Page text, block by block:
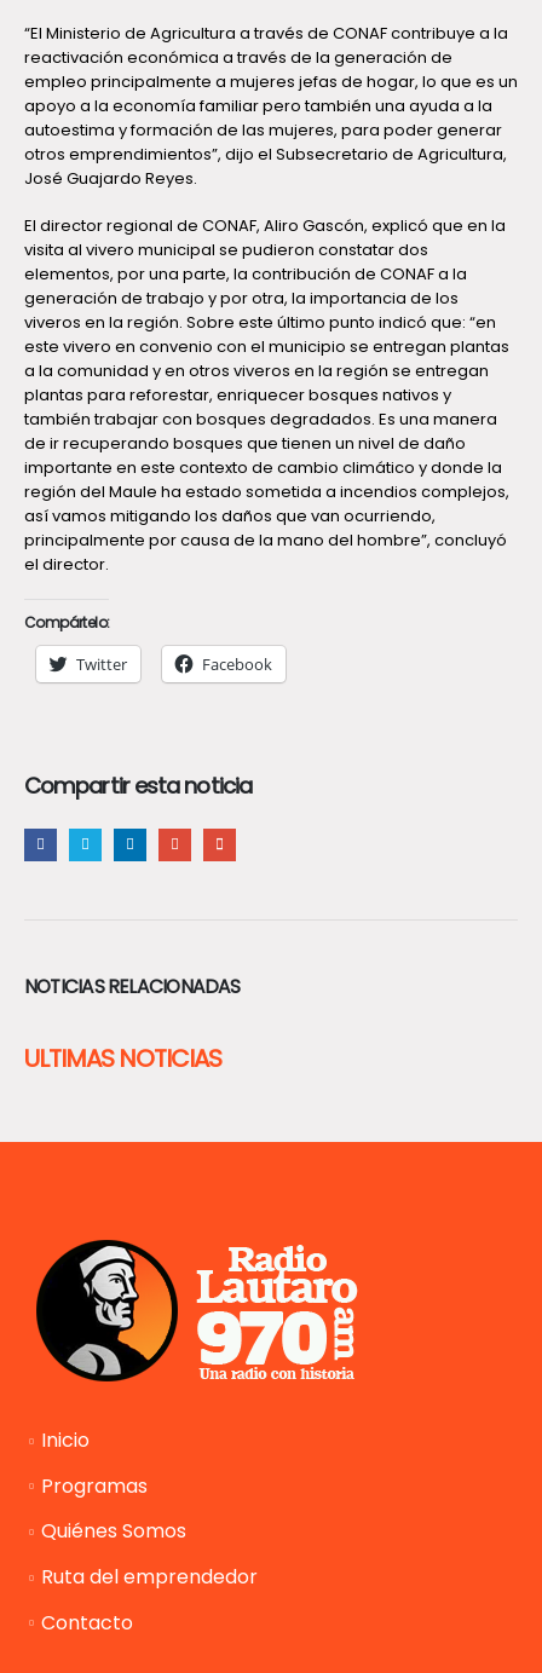
“El Ministerio de Agricultura a través de CONAF contribuye a la
reactivación económica a través de la generación de
empleo principalmente a mujeres jefas de hogar, lo que es un
apoyo a la economía familiar pero también una ayuda a la
autoestima y formación de las mujeres, para poder generar
otros emprendimientos”, dijo el Subsecretario de Agricultura,
José Guajardo Reyes.
El director regional de CONAF, Aliro Gascón, explicó que en la
visita al vivero municipal se pudieron constatar dos
elementos, por una parte, la contribución de CONAF a la
generación de trabajo y por otra, la importancia de los
viveros en la región. Sobre este último punto indicó que: “en
este vivero en convenio con el municipio se entregan plantas
a la comunidad y en otros viveros en la región se entregan
plantas para reforestar, enriquecer bosques nativos y
también trabajar con bosques degradados. Es una manera
de ir recuperando bosques que tienen un nivel de daño
importante en este contexto de cambio climático y donde la
región del Maule ha estado sometida a incendios complejos,
así vamos mitigando los daños que van ocurriendo,
principalmente por causa de la mano del hombre”, concluyó
el director.
Compártelo:
Twitter Facebook
Compartir esta noticia
NOTICIAS RELACIONADAS
ULTIMAS NOTICIAS
Inicio
Programas
Quiénes Somos
Ruta del emprendedor
Contacto